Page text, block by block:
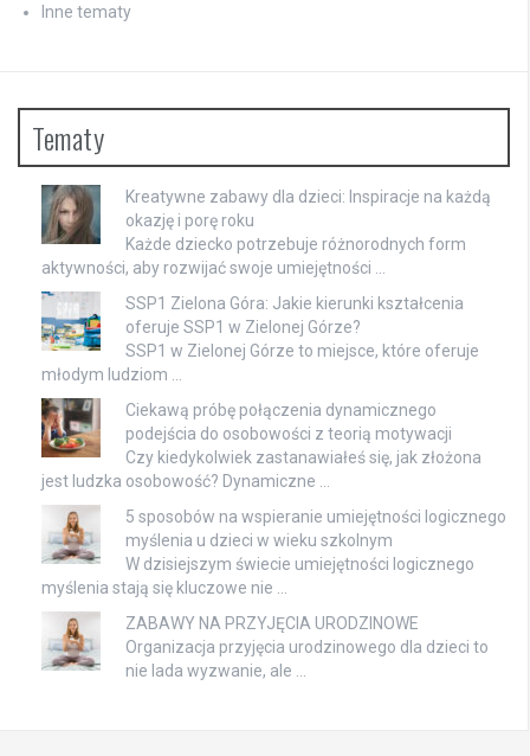
Inne tematy
Tematy
Kreatywne zabawy dla dzieci: Inspiracje na każdą
okazję i porę roku
Każde dziecko potrzebuje różnorodnych form
aktywności, aby rozwijać swoje umiejętności …
SSP1 Zielona Góra: Jakie kierunki kształcenia
oferuje SSP1 w Zielonej Górze?
SSP1 w Zielonej Górze to miejsce, które oferuje
młodym ludziom …
Ciekawą próbę połączenia dynamicznego
podejścia do osobowości z teorią motywacji
Czy kiedykolwiek zastanawiałeś się, jak złożona
jest ludzka osobowość? Dynamiczne …
5 sposobów na wspieranie umiejętności logicznego
myślenia u dzieci w wieku szkolnym
W dzisiejszym świecie umiejętności logicznego
myślenia stają się kluczowe nie …
ZABAWY NA PRZYJĘCIA URODZINOWE
Organizacja przyjęcia urodzinowego dla dzieci to
nie lada wyzwanie, ale …